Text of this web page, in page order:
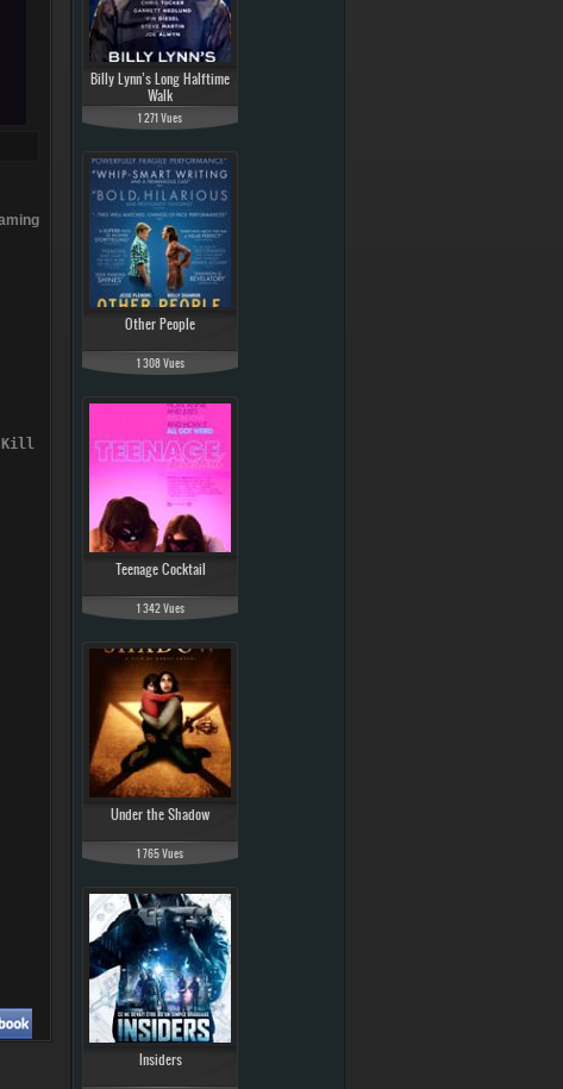
Switch
Billy Lynn’s Long Halftime
Walk
1 271 Vues
Other People
1 308 Vues
Teenage Cocktail
1 342 Vues
Under the Shadow
1 765 Vues
Insiders